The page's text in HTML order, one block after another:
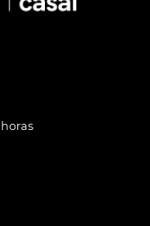
horas